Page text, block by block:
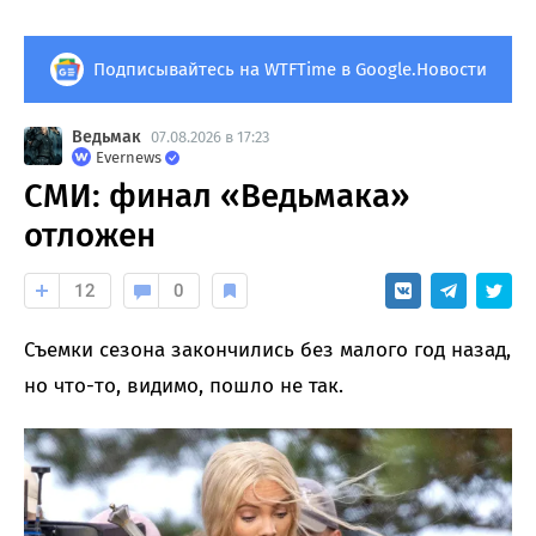
Подписывайтесь на WTFTime в Google.Новости
Ведьмак 07.08.2026 в 17:23
Evernews
СМИ: финал «Ведьмака»
отложен
12 0
Съемки сезона закончились без малого год назад,
но что-то, видимо, пошло не так.